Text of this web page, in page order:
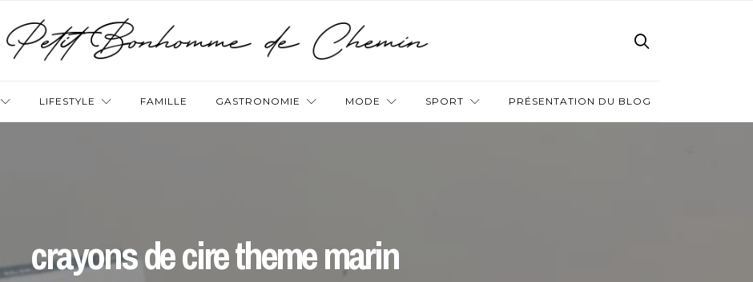
LIFESTYLE FAMILLE GASTRONOMIE MODE SPORT PRÉSENTATION DU BLOG
crayons de cire theme marin